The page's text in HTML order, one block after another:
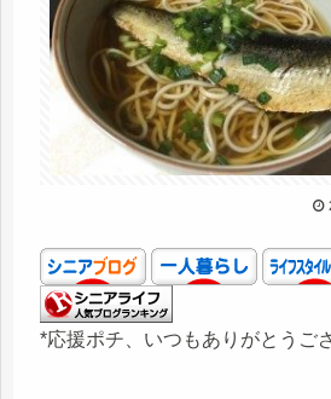
*応援ポチ、いつもありがとうご